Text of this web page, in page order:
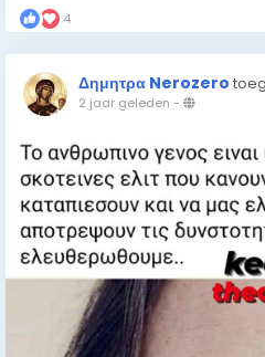
4
Δημητρα Nerozero
2 jaar geleden -